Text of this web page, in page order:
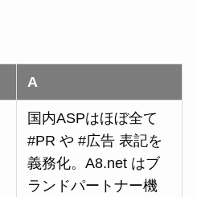
A
国内ASPはほぼ全て
#PR や #広告 表記を
義務化。A8.net はブ
ランドパートナー機